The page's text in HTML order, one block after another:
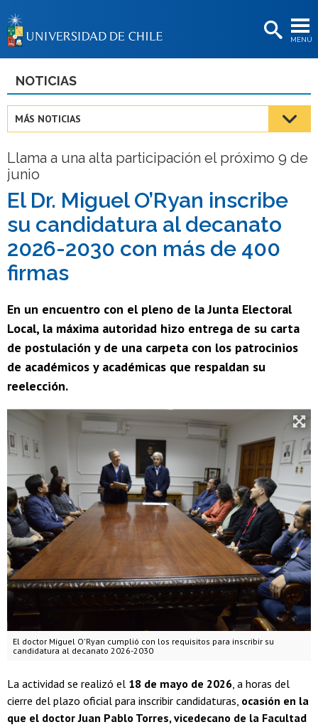
MENÚ
BIBLIOTECAS
Estudiantes
Académicas/os
Funcionarias/os
Egresadas/os
NOTICIAS
MÁS NOTICIAS
Llama a una alta participación el próximo 9 de
junio
El Dr. Miguel O’Ryan inscribe
su candidatura al decanato
2026-2030 con más de 400
firmas
En un encuentro con el pleno de la Junta Electoral
Local, la máxima autoridad hizo entrega de su carta
de postulación y de una carpeta con los patrocinios
de académicos y académicas que respaldan su
reelección.
El doctor Miguel O'Ryan cumplió con los requisitos para inscribir su
candidatura al decanato 2026-2030
La actividad se realizó el 18 de mayo de 2026, a horas del
cierre del plazo oficial para inscribir candidaturas, ocasión en la
que el doctor Juan Pablo Torres, vicedecano de la Facultad